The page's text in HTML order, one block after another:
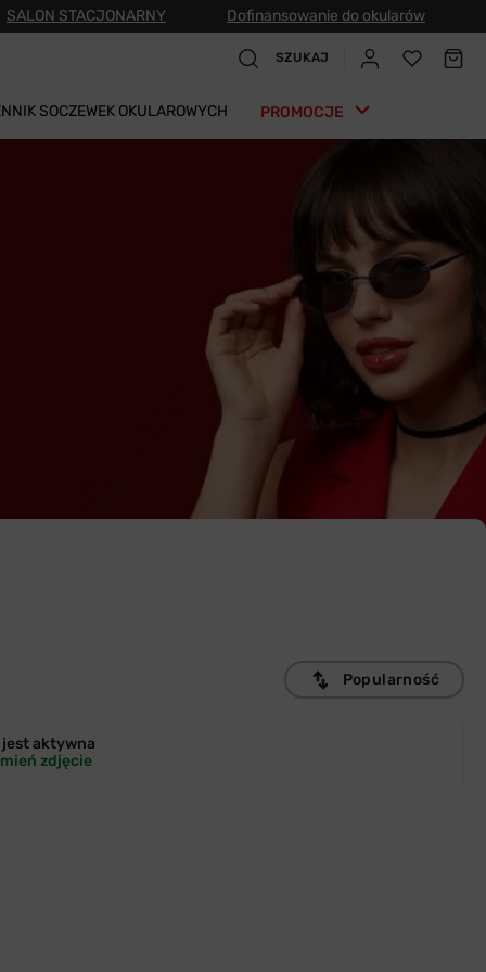
SALON STACJONARNY Dofinansowanie do okularów
SZUKAJ
SOCZEWEK OKULAROWYCH PROMOCJE
Popularność
jestaktywna
zdjęcie